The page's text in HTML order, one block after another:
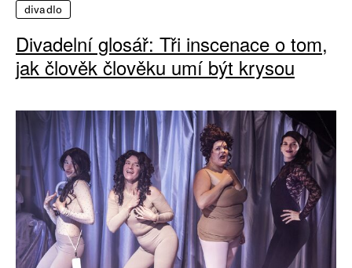
divadlo
Divadelní glosář: Tři inscenace o tom,
jak člověk člověku umí být krysou